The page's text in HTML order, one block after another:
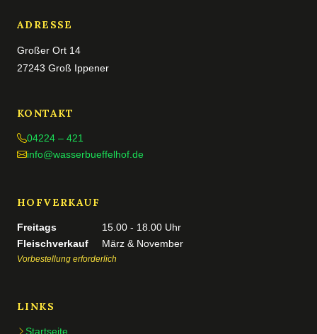
ADRESSE
Großer Ort 14
27243 Groß Ippener
KONTAKT
04224 – 421
info@wasserbueffelhof.de
HOFVERKAUF
Freitags
15.00 - 18.00 Uhr
Fleischverkauf
März & November
Vorbestellung erforderlich
LINKS
Startseite